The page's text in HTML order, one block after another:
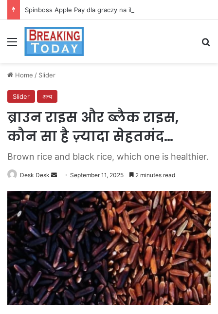
Spinboss Apple Pay dla graczy na iPhone
Menu
Home / Slider
Slider अन्य
ब्राउन राइस और ब्लैक राइस,
कौन सा है ज़्यादा सेहतमंद…
Brown rice and black rice, which one is healthier.
Desk Desk
Send
email
September 11, 2025 2 minutes read